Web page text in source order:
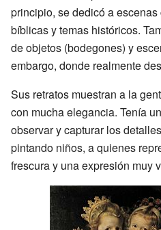
principio, se dedicó a
bíblicas y temas históricos.
de objetos (bodegones) y
embargo, donde realmente
Sus retratos muestran a la
con mucha elegancia. Tenía
observar y capturar los
pintando niños, a quienes
frescura y una expresión muy